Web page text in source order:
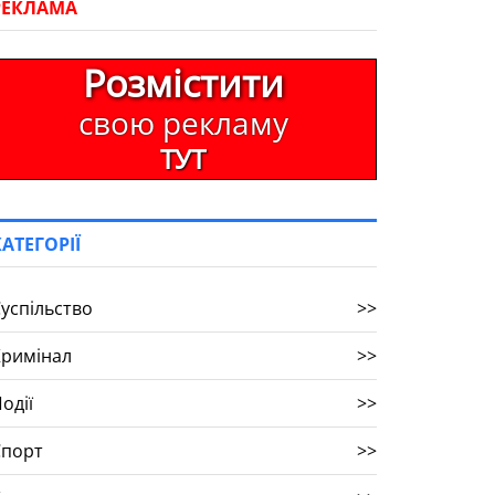
Розмістити
свою рекламу
ТУТ
>>
>>
>>
>>